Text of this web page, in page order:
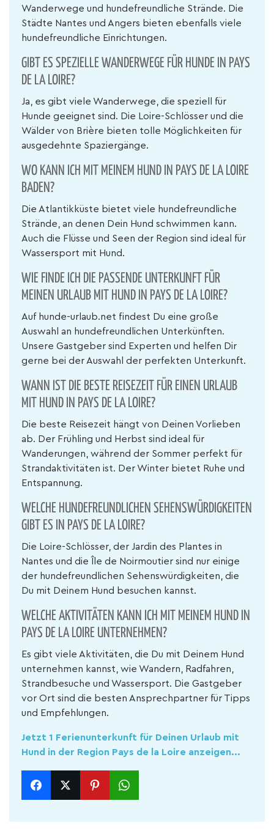
Wanderwege und hundefreundliche Strände. Die
Städte Nantes und Angers bieten ebenfalls viele
hundefreundliche Einrichtungen.
GIBT ES SPEZIELLE WANDERWEGE FÜR HUNDE IN PAYS
DE LA LOIRE?
Ja, es gibt viele Wanderwege, die speziell für
Hunde geeignet sind. Die Loire-Schlösser und die
Wälder von Brière bieten tolle Möglichkeiten für
ausgedehnte Spaziergänge.
WO KANN ICH MIT MEINEM HUND IN PAYS DE LA LOIRE
BADEN?
Die Atlantikküste bietet viele hundefreundliche
Strände, an denen Dein Hund schwimmen kann.
Auch die Flüsse und Seen der Region sind ideal für
Wassersport mit Hund.
WIE FINDE ICH DIE PASSENDE UNTERKUNFT FÜR
MEINEN URLAUB MIT HUND IN PAYS DE LA LOIRE?
Auf hunde-urlaub.net findest Du eine große
Auswahl an hundefreundlichen Unterkünften.
Unsere Gastgeber sind Experten und helfen Dir
gerne bei der Auswahl der perfekten Unterkunft.
WANN IST DIE BESTE REISEZEIT FÜR EINEN URLAUB
MIT HUND IN PAYS DE LA LOIRE?
Die beste Reisezeit hängt von Deinen Vorlieben
ab. Der Frühling und Herbst sind ideal für
Wanderungen, während der Sommer perfekt für
Strandaktivitäten ist. Der Winter bietet Ruhe und
Entspannung.
WELCHE HUNDEFREUNDLICHEN SEHENSWÜRDIGKEITEN
GIBT ES IN PAYS DE LA LOIRE?
Die Loire-Schlösser, der Jardin des Plantes in
Nantes und die Île de Noirmoutier sind nur einige
der hundefreundlichen Sehenswürdigkeiten, die
Du mit Deinem Hund besuchen kannst.
WELCHE AKTIVITÄTEN KANN ICH MIT MEINEM HUND IN
PAYS DE LA LOIRE UNTERNEHMEN?
Es gibt viele Aktivitäten, die Du mit Deinem Hund
unternehmen kannst, wie Wandern, Radfahren,
Strandbesuche und Wassersport. Die Gastgeber
vor Ort sind die besten Ansprechpartner für Tipps
und Empfehlungen.
Jetzt 1 Ferienunterkunft für Deinen Urlaub mit
Hund in der Region Pays de la Loire anzeigen...